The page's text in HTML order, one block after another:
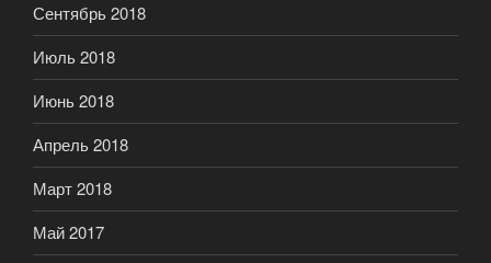
Сентябрь 2018
Июль 2018
Июнь 2018
Апрель 2018
Март 2018
Май 2017